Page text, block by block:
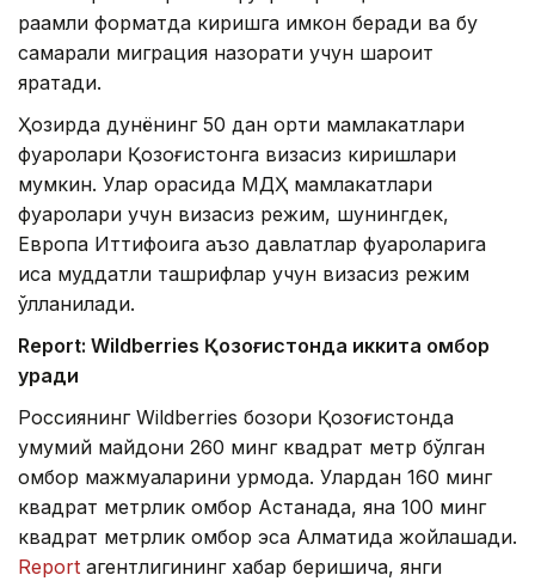
рақамли форматда киришга имкон беради ва бу
самарали миграция назорати учун шароит
яратади.
Ҳозирда дунёнинг 50 дан ортиқ мамлакатлари
фуқаролари Қозоғистонга визасиз киришлари
мумкин. Улар орасида МДҲ мамлакатлари
фуқаролари учун визасиз режим, шунингдек,
Европа Иттифоқига аъзо давлатлар фуқароларига
қисқа муддатли ташрифлар учун визасиз режим
қўлланилади.
Report: Wildberries Қозоғистонда иккита омбор
қуради
Россиянинг Wildberries бозори Қозоғистонда
умумий майдони 260 минг квадрат метр бўлган
омбор мажмуаларини қурмоқда. Улардан 160 минг
квадрат метрлик омбор Астанада, яна 100 минг
квадрат метрлик омбор эса Алматида жойлашади.
Report агентлигининг хабар беришича, янги